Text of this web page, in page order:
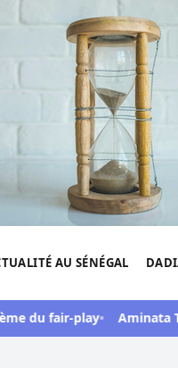
AU SÉNÉGAL
fair-play Aminata Touré :